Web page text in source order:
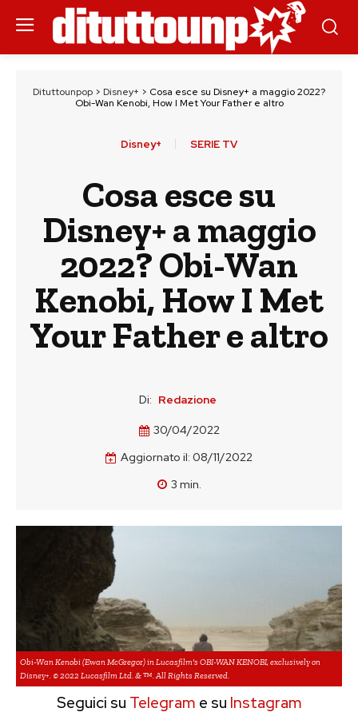
Dituttounpop > Disney+ > Cosa esce su Disney+ a maggio 2022?
Obi-Wan Kenobi, How I Met Your Father e altro
Disney+ SERIE TV
Cosa esce su
Disney+ a maggio
2022? Obi-Wan
Kenobi, How I Met
Your Father e altro
Di: Redazione
30/04/2022
Aggiornato il: 08/11/2022
3 min.
Obi-Wan Kenobi (Ewan McGregor) in Lucasfilm's OBI-WAN KENOBI, exclusively on
Disney+. © 2022 Lucasfilm Ltd. & ™. All Rights Reserved.
Seguici su Telegram e su Instagram